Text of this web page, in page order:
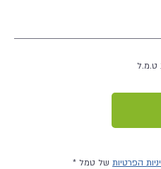
ט.מ.ל
הפרטיות של טמל *